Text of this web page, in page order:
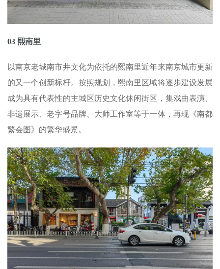
03 熙南里
以南京老城南市井文化为依托的熙南里近年来南京城市更新
的又一个创新标杆。按照规划，熙南里区域将逐步建设发展
成为具有代表性的主城区历史文化休闲街区，集戏曲表演、
非遗展示、老字号品牌、大师工作室等于一体，再现《南都
繁会图》的繁华盛景。